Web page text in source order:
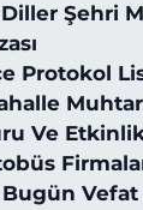
Şehri
Protokol
Ve
Vefat